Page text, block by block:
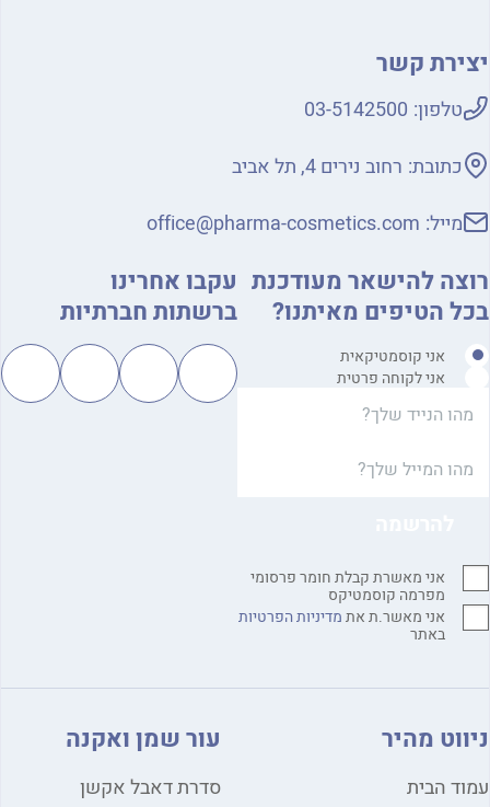
קשר
טלפון: 03-5142500
כתובת: רחוב נירים 4, תל אביב
מייל:office@pharma-cosmetics.com
להישאר מעודכנת
הטיפים מאיתנו?
אני קוסמטיקאית
אני לקוחה פרטית
אני מאשרת קבלת חומר פרסומי
מפרמה קוסמטיקס
אני מאשר.ת אתמדיניות הפרטיות
באתר
עקבו אחרינו
ברשתות חברתיות
מהיר
הבית
עור שמן ואקנה
סדרת דאבל אקשן